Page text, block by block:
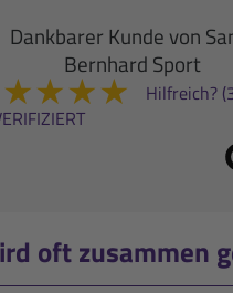
Dankbarer Kunde von
Bernhard Sport
★★★★ Hilfreich?
oft zusammen